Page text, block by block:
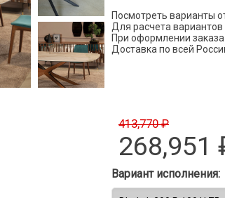
Посмотреть варианты
Для расчета
При оформлении заказа
Доставка по всей
413,770 ₽
268,951
Вариант исполнения: